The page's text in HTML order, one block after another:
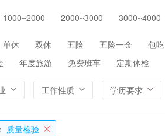
印刷
金融/证券/投资
保险
产
化工 环保
1000~2000 2000~3000 3000~4000
单休 双休 五险 五险一金
包吃
年度旅游 免费班车 定期体检
工作性质 学历要求
质量检验